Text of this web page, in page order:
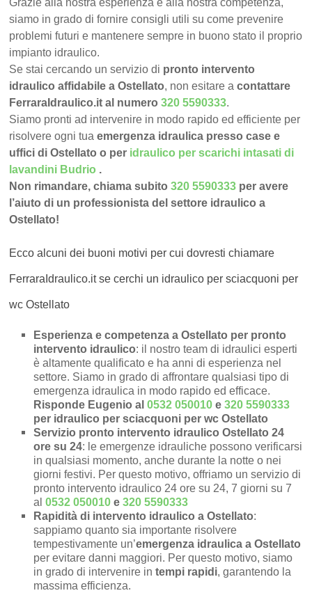
Grazie alla nostra esperienza e alla nostra competenza,
siamo in grado di fornire consigli utili su come prevenire
problemi futuri e mantenere sempre in buono stato il proprio
impianto idraulico.
Se stai cercando un servizio di pronto intervento
idraulico affidabile a Ostellato, non esitare acontattare
FerraraIdraulico.it al numero320 5590333.
Siamo pronti ad intervenire in modo rapido ed efficiente per
risolvere ogni tuaemergenza idraulica presso case e
uffici di Ostellato o per idraulico per scarichi intasati di
lavandini Budrio .
Non rimandare, chiama subito320 5590333 per avere
l’aiuto di un professionista del settore idraulico a
Ostellato!
Ecco alcuni dei buoni motivi per cui dovresti chiamare
FerraraIdraulico.it se cerchi un idraulico per sciacquoni per
wc Ostellato
Esperienza e competenza a Ostellato per pronto
intervento idraulico: il nostro team di idraulici esperti
è altamente qualificato e ha anni di esperienza nel
settore. Siamo in grado di affrontare qualsiasi tipo di
emergenza idraulica in modo rapido ed efficace.
Risponde Eugenio al0532 050010 e320 5590333
per idraulico per sciacquoni per wc Ostellato
Servizio pronto intervento idraulico Ostellato 24
ore su 24: le emergenze idrauliche possono verificarsi
in qualsiasi momento, anche durante la notte o nei
giorni festivi. Per questo motivo, offriamo un servizio di
pronto intervento idraulico 24 ore su 24, 7 giorni su 7
al0532 050010 e320 5590333
Rapidità di intervento idraulico a Ostellato:
sappiamo quanto sia importante risolvere
tempestivamente un’emergenza idraulica a Ostellato
per evitare danni maggiori. Per questo motivo, siamo
in grado di intervenire intempi rapidi, garantendo la
massima efficienza.